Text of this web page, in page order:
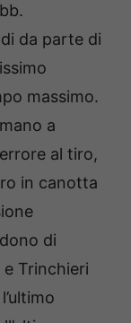
da parte di
massimo.
a
al tiro,
in canotta
di
e Trinchieri